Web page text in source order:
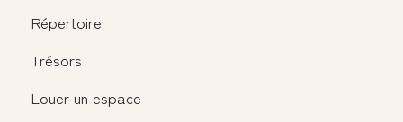
Répertoire
Trésors
Louer un espace